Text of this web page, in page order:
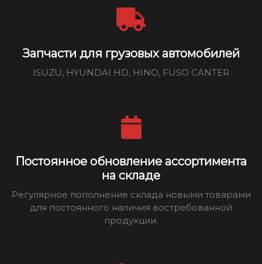
Запчасти для грузовых автомобилей
ISUZU, HYUNDAI HD, HINO, FUSO CANTER
Постоянное обновление ассортимента
на складе
Регулярное пополнение склада новыми товарами
для постоянного наличия востребованной
продукции.